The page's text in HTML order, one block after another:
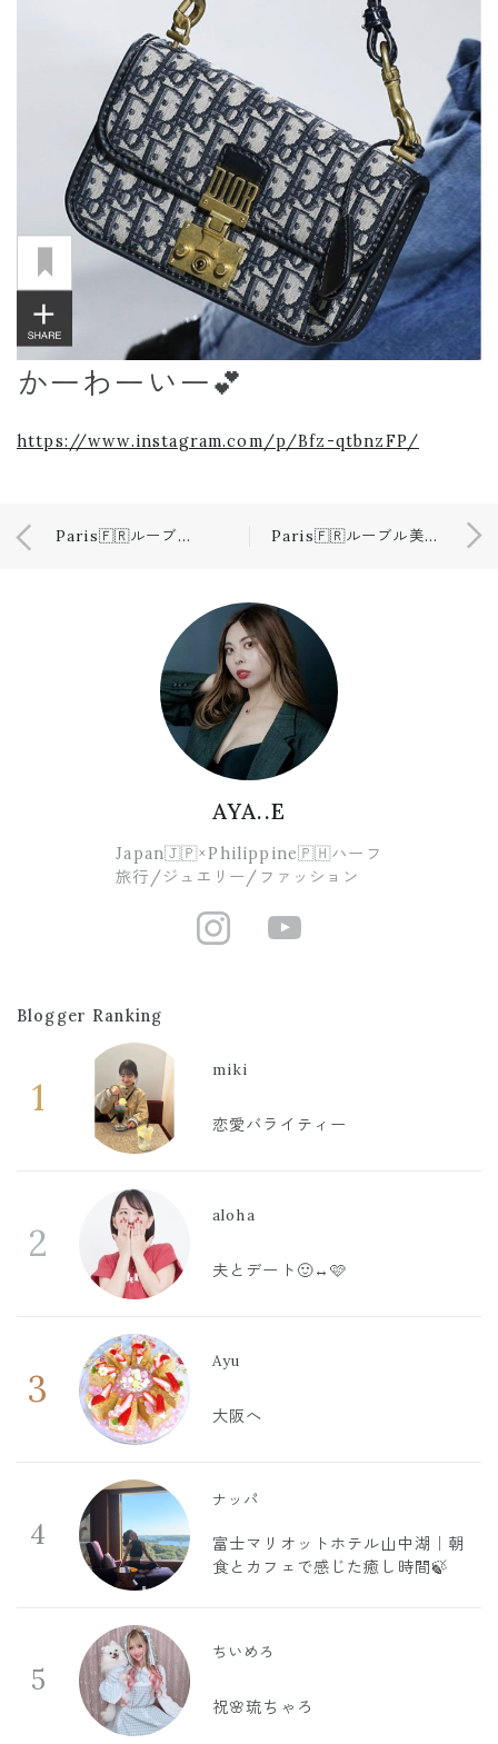
かーわーいー💕
https://www.instagram.com/p/Bfz-qtbnzFP/
Paris🇫🇷ルーブル美術館入場料⭐️💶 Paris🇫🇷ルーブル美術館🎨
AYA..E
Japan🇯🇵×Philippine🇵🇭ハーフ
旅行/ジュエリー/ファッション
https://
Blogger Ranking
1
miki
恋愛バライティー
2
aloha
夫とデート🙂‍↔️🩷
3
Ayu
大阪へ
4
ナッパ
富士マリオットホテル山中湖｜朝
食とカフェで感じた癒し時間🍃
5
ちいめろ
祝🌸琉ちゃろ